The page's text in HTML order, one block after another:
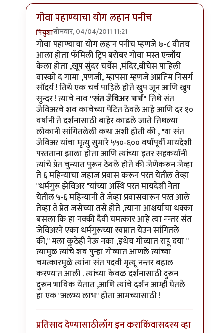
गोवा पहाण्याचा योग लहान पनीच
पियुशासोमवार, 04/04/2011 11:21
In reply toअभिनंदन.. लवकर येऊ द्याbyयोगप्रभू
गोवा पहाण्याचा योग लहान पनीच म्हणजे ७-८ वीतच
आला होता फॅमिली ट्रिप बरोबर गोवा मस्त एन्जॉय
केला होता ,खूप सुंदर चर्चेस ,मंदिर,बीचेस पाहिली
वास्को द गामा ,पणजी, म्हापसा म्हणजे अप्रतिम निसर्ग
सौंदर्य ! तिथे एक चर्च पाहिले होते खुप जून आणि खुप
सुन्दर ! त्याचे नाव"संत जेविअर चर्च"तिथे संत
जेविअरचे शव काचेच्या पेटित ठेवले आहे आणि दर १०
वर्षानी ते दर्शनासाठी बाहेर काढले जाते तिथल्या
लोकानी सांगितलेली कथा अशी होती की , "या संत
जेविअर यांचा मृत्यु सुमारे ५५०-६०० वर्षापूर्वी मायदेशी
परतताना झाला होता आणि त्यांच्या इतर सहकर्यानी
त्यांचे प्रेत चुन्यात पुरून ठेवले होते की जेणेकरून जेव्हा
ते ६ महिन्याचा जहाज प्रवास करून परत येतील तेव्हा
"धर्मगुरू झेविअर "यांच्या अस्थि परत मायदेशी नेता
येतील ५-६ महिन्यानी ते जेव्हा प्रवासवारून परत आले
तेव्हा ते प्रेत जसेच्या तसे होते ,त्याना आश्चर्याचा धक्का
बसला कि हा नक्की दैवी चमत्कार आहे त्या नन्तर संत
जेविअरने एका धर्मगुरूच्या स्वप्नात येउन सांगितले
की," मला कुठेही नेऊ नका ,इथेच गोव्यात राहू दया "
त्यामुळ त्यांचे शव पुन्हा गोव्यात आणले त्यांच्या
चमत्कारमुळे त्यांना संत पदवी मृत्यू नन्तर बहाल
करण्यात आली . त्यांच्या केवळ दर्शनासाठी दुरून
दुरून भाविक येतात ,आणि त्यांचे दर्शन आम्ही घेतले
हा एक "अलभ्य लाभ" होता आमच्यासाठी !
प्रतिसाद देण्यासाठीलॉग इन कराकिंवासदस्य व्हा